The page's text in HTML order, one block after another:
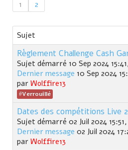
1 2
Sujet
Règlement Challenge Cash
Sujet démarré 10 Sep 2024
Dernier message 10 Sep 2024
par Wolffire13
Verrouillé
Dates des compétitions Live
Sujet démarré 02 Juil 2024
Dernier message 02 Juil 2024
par Wolffire13